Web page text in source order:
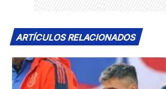
ARTÍCULOS RELACIONADOS